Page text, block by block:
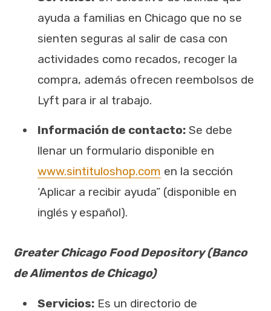
ayuda a familias en Chicago que no se
sienten seguras al salir de casa con
actividades como recados, recoger la
compra, además ofrecen reembolsos de
Lyft para ir al trabajo.
Información de contacto: Se debe
llenar un formulario disponible en
www.sintituloshop.com en la sección
‘Aplicar a recibir ayuda” (disponible en
inglés y español).
Greater Chicago Food Depository (Banco
de Alimentos de Chicago)
Servicios: Es un directorio de